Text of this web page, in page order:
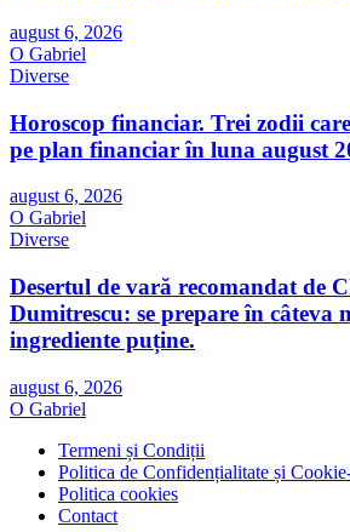
august 6, 2026
O Gabriel
Diverse
Horoscop financiar. Trei zodii
pe plan financiar în luna august
august 6, 2026
O Gabriel
Diverse
Desertul de vară recomandat de
Dumitrescu: se prepare în câteva
ingrediente puține.
august 6, 2026
O Gabriel
Termeni și Condiții
Politica de Confidențialitate și
Politica cookies
Contact